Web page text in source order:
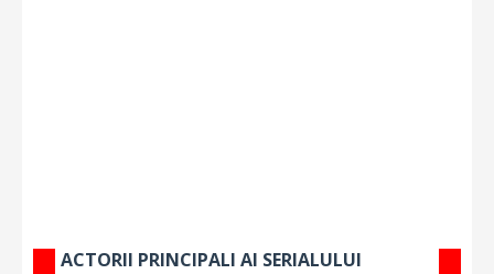
ACTORII PRINCIPALI AI SERIALULUI